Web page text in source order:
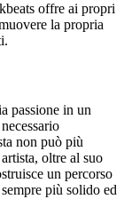
offre ai propri
la propria
passione in un
non può più
oltre al suo
un percorso
più solido ed